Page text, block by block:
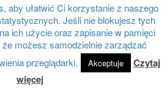
aby ułatwić Ci korzystanie z naszego
Jeśli nie blokujesz tych
ich użycie oraz zapisanie w pamięci
możesz samodzielnie zarządzać
przeglądarki.
Akceptuje
Czytaj
więcej